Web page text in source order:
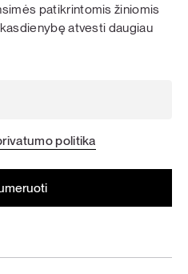
patikrintomis žiniomis
atvesti daugiau
politika